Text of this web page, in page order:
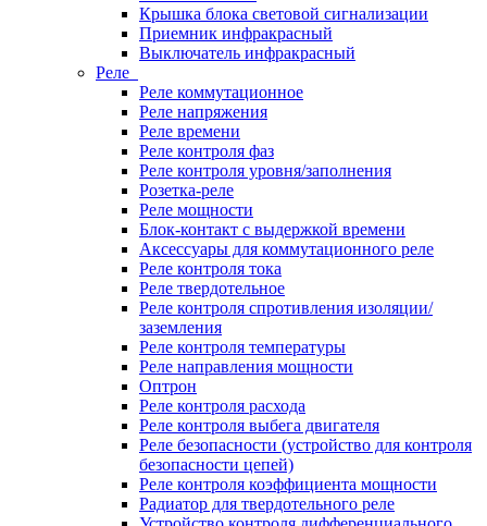
Крышка блока световой сигнализации
Приемник инфракрасный
Выключатель инфракрасный
Реле
Реле коммутационное
Реле напряжения
Реле времени
Реле контроля фаз
Реле контроля уровня/заполнения
Розетка-реле
Реле мощности
Блок-контакт с выдержкой времени
Аксессуары для коммутационного реле
Реле контроля тока
Реле твердотельное
Реле контроля спротивления изоляции/
заземления
Реле контроля температуры
Реле направления мощности
Оптрон
Реле контроля расхода
Реле контроля выбега двигателя
Реле безопасности (устройство для контроля
безопасности цепей)
Реле контроля коэффициента мощности
Радиатор для твердотельного реле